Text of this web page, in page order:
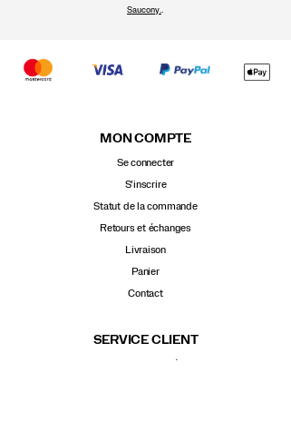
Saucony.
MON COMPTE
Se connecter
S’inscrire
Statut de la commande
Retours et échanges
Livraison
Panier
Contact
SERVICE CLIENT